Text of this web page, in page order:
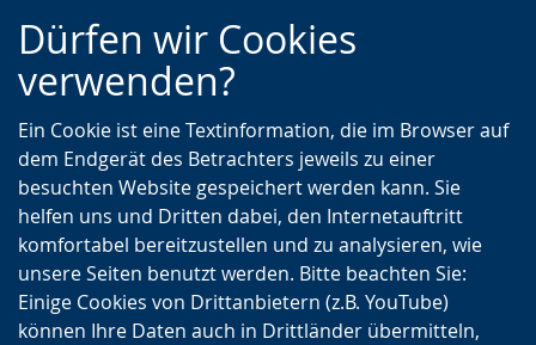
Zur
Hauptnavigation
Zur
Seitennavigation
Zum
Inhalt
Dürfen wir Cookies
verwenden?
Ein Cookie ist eine Textinformation, die im Browser auf
dem Endgerät des Betrachters jeweils zu einer
besuchten Website gespeichert werden kann. Sie
helfen uns und Dritten dabei, den Internetauftritt
komfortabel bereitzustellen und zu analysieren, wie
unsere Seiten benutzt werden. Bitte beachten Sie:
Einige Cookies von Drittanbietern (z.B. YouTube)
können Ihre Daten auch in Drittländer übermitteln,